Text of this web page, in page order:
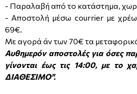
- Παραλαβή από το κατάστημα,
- Αποστολή μέσω courrier με
69€.
Με αγορά άν των 70€ τα
Αυθημερόν αποστολές για όσες
γίνονται έως τις 14:00, με το
ΔΙΑΘΕΣΙΜΟ".